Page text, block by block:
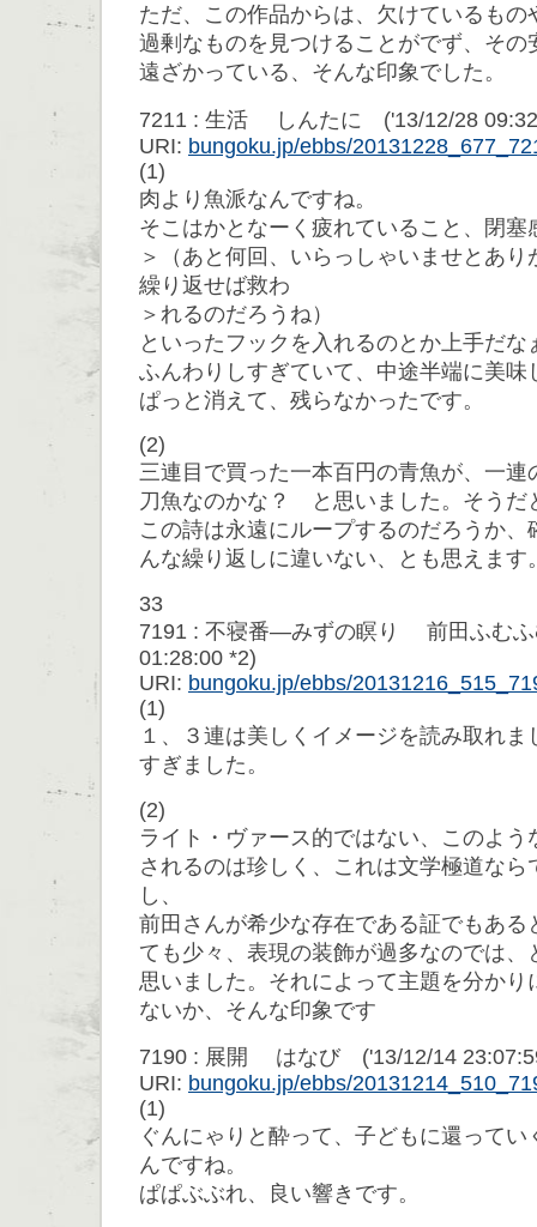
ただ、この作品からは、欠けているもの
過剰なものを見つけることがでず、その
遠ざかっている、そんな印象でした。
7211 : 生活 しんたに ('13/12/28
URI: bungoku.jp/ebbs/
(1)
肉より魚派なんですね。
そこはかとなーく疲れていること、閉塞
＞（あと何回、いらっしゃいませとあ
繰り返せば救わ
＞れるのだろうね）
といったフックを入れるのとか上手だ
ふんわりしすぎていて、中途半端に美味
ぱっと消えて、残らなかったです。
(2)
三連目で買った一本百円の青魚が、一連
刀魚なのかな？ と思いました。そうだ
この詩は永遠にループするのだろうか
んな繰り返しに違いない、とも思えます
33
7191 : 不寝番―みずの瞑り 前田ふむ
01:28:00 *2)
URI: bungoku.jp/ebbs/
(1)
１、３連は美しくイメージを読み取れ
すぎました。
(2)
ライト・ヴァース的ではない、このよ
されるのは珍しく、これは文学極道なら
し、
前田さんが希少な存在である証でもある
ても少々、表現の装飾が過多なのでは、
思いました。それによって主題を分かり
ないか、そんな印象です
7190 : 展開 はなび ('13/12/14
URI: bungoku.jp/ebbs/
(1)
ぐんにゃりと酔って、子どもに還って
んですね。
ぱぱぶぶれ、良い響きです。